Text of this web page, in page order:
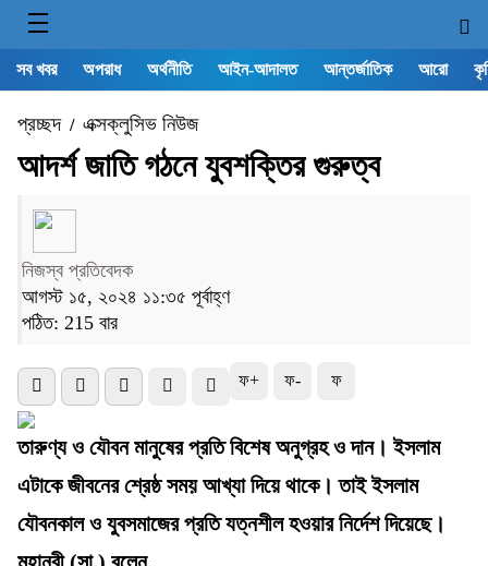
সব খবর অপরাধ অর্থনীতি আইন-আদালত আন্তর্জাতিক আরো
প্রচ্ছদ/ এক্সক্লুসিভ নিউজ
আদর্শ জাতি গঠনে যুবশক্তির গুরুত্ব
নিজস্ব প্রতিবেদক
আগস্ট ১৫, ২০২৪ ১১:৩৫ পূর্বাহ্ণ
পঠিত: 215 বার
ফ+ ফ- ফ
তারুণ্য ও যৌবন মানুষের প্রতি বিশেষ অনুগ্রহ ও দান। ইসলাম
এটাকে জীবনের শ্রেষ্ঠ সময় আখ্যা দিয়ে থাকে। তাই ইসলাম
যৌবনকাল ও যুবসমাজের প্রতি যত্নশীল হওয়ার নির্দেশ দিয়েছে।